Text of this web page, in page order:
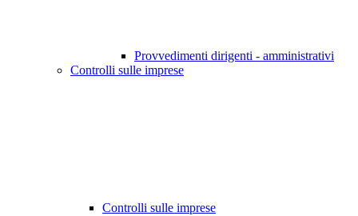
Provvedimenti dirigenti - amministrativi
Controlli sulle imprese
Controlli sulle imprese